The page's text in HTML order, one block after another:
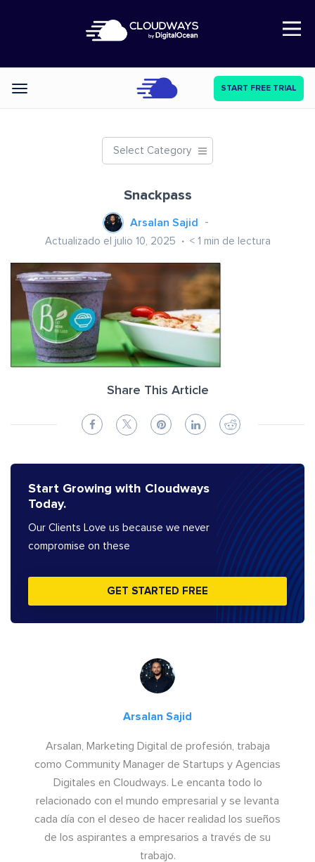
Open Nav
Categories START FREE TRIAL
Select Category
Snackpass
Arsalan Sajid
Actualizado el julio 10, 2025 < 1 min de lectura
Share This Article
Start Growing with Cloudways
Today.
Our Clients Love us because we never
compromise on these
GET STARTED FREE
Arsalan Sajid
Arsalan, Marketing Digital de profesión, trabaja
como Community Manager de Startups y Agencias
Digitales en Cloudways. Le encanta todo lo
relacionado con el mundo empresarial y se levanta
cada día con el deseo de hacer realidad los sueños
de los aspirantes a empresarios a través de su
trabajo.